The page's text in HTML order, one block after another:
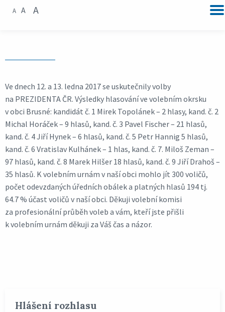
A A A
Ve dnech 12. a 13. ledna 2017 se uskutečnily volby
na PREZIDENTA ČR. Výsledky hlasování ve volebním okrsku
v obci Brusné: kandidát č. 1 Mirek Topolánek – 2 hlasy, kand. č. 2
Michal Horáček – 9 hlasů, kand. č. 3 Pavel Fischer – 21 hlasů,
kand. č. 4 Jiří Hynek – 6 hlasů, kand. č. 5 Petr Hannig 5 hlasů,
kand. č. 6 Vratislav Kulhánek – 1 hlas, kand. č. 7. Miloš Zeman –
97 hlasů, kand. č. 8 Marek Hilšer 18 hlasů, kand. č. 9 Jiří Drahoš –
35 hlasů. K volebním urnám v naší obci mohlo jít 300 voličů,
počet odevzdaných úředních obálek a platných hlasů 194 tj.
64.7 % účast voličů v naší obci. Děkuji volební komisi
za profesionální průběh voleb a vám, kteří jste přišli
k volebním urnám děkuji za Váš čas a názor.
Hlášení rozhlasu